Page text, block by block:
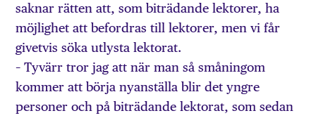
saknar rätten att, som biträdande lektorer, ha
möjlighet att befordras till lektorer, men vi får
givetvis söka utlysta lektorat.
– Tyvärr tror jag att när man så småningom
kommer att börja nyanställa blir det yngre
personer och på biträdande lektorat, som sedan